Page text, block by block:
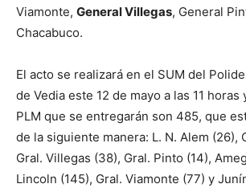
Viamonte, General Villegas, General
Chacabuco.
El acto se realizará en el SUM del
de Vedia este 12 de mayo a las 11 horas
PLM que se entregarán son 485, que
de la siguiente manera: L. N. Alem (26),
Gral. Villegas (38), Gral. Pinto (14),
Lincoln (145), Gral. Viamonte (77) y